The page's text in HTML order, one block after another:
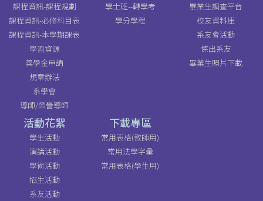
課程資訊-課程規劃
課程資訊-必修科目表
課程資訊-本學期課表
學習資源
獎學金申請
規章辦法
系學會
導師/榮譽導師
學士班--轉學考
學分學程
畢業生調查平台
校友資料庫
系友會活動
傑出系友
畢業生照片下載
活動花絮
學生活動
演講活動
學術活動
招生活動
系友活動
下載專區
常用表格(教師用)
常用法學字彙
常用表格(學生用)